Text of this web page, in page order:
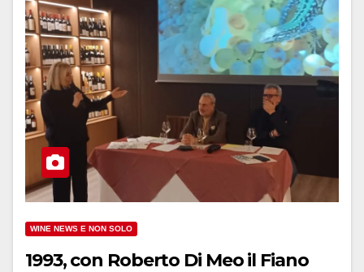
WINE NEWS E NON SOLO
1993, con Roberto Di Meo il Fiano